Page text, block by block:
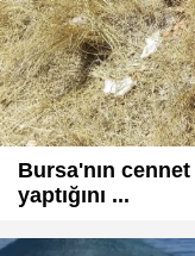
Bursa'nın
yaptığını ...